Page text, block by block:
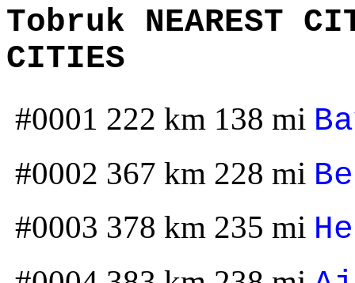
Tobruk NEAREST
CITIES
#0001 222 km 138 mi
#0002 367 km 228 mi
#0003 378 km 235 mi